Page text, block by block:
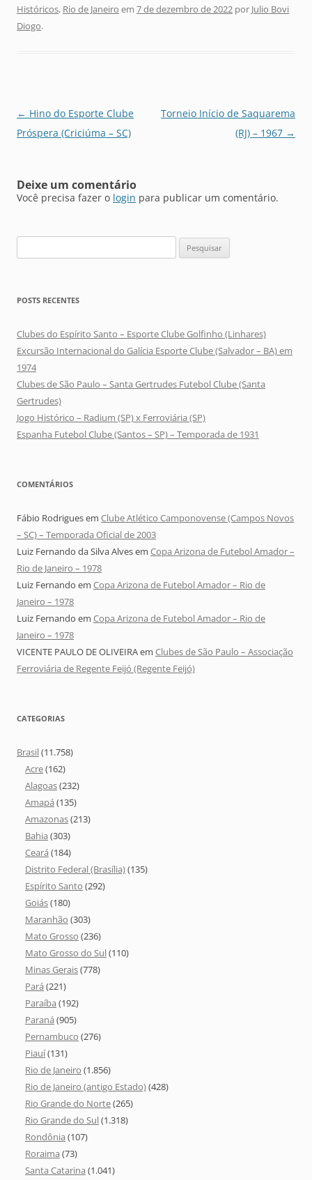
Históricos, Rio de Janeiro em 7 de dezembro de 2022 por Julio Bovi
Diogo.
Navegação
de
← Hino do Esporte Clube
Próspera (Criciúma – SC)
Torneio Início de Saquarema
(RJ) – 1967 →
Deixe um comentário
Você precisa fazer o login para publicar um comentário.
por:
POSTS RECENTES
Clubes do Espírito Santo – Esporte Clube Golfinho (Linhares)
Excursão Internacional do Galícia Esporte Clube (Salvador – BA) em
1974
Clubes de São Paulo – Santa Gertrudes Futebol Clube (Santa
Gertrudes)
Jogo Histórico – Radium (SP) x Ferroviária (SP)
Espanha Futebol Clube (Santos – SP) – Temporada de 1931
COMENTÁRIOS
Fábio Rodriguesem Clube Atlético Camponovense (Campos Novos
– SC) – Temporada Oficial de 2003
Luiz Fernando da Silva Alvesem Copa Arizona de Futebol Amador –
Rio de Janeiro – 1978
Luiz Fernando em Copa Arizona de Futebol Amador – Rio de
Janeiro – 1978
Luiz Fernando em Copa Arizona de Futebol Amador – Rio de
Janeiro – 1978
VICENTE PAULO DE OLIVEIRAem Clubes de São Paulo – Associação
Ferroviária de Regente Feijó (Regente Feijó)
CATEGORIAS
Brasil(11.758)
Acre(162)
Alagoas(232)
Amapá (135)
Amazonas(213)
Bahia (303)
Ceará (184)
Distrito Federal (Brasília)(135)
Espírito Santo (292)
Goiás(180)
Maranhão (303)
Mato Grosso (236)
Mato Grosso do Sul(110)
Minas Gerais(778)
Pará (221)
Paraíba (192)
Paraná (905)
Pernambuco (276)
Piauí(131)
Rio de Janeiro (1.856)
Rio de Janeiro (antigo Estado)(428)
Rio Grande do Norte(265)
Rio Grande do Sul(1.318)
Rondônia (107)
Roraima (73)
Santa Catarina (1.041)